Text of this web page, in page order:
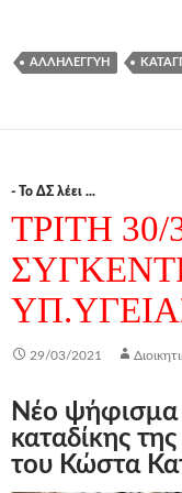
ΑΛΛΗΛΕΓΓΎΗ
- Το ΔΣ λέει ...
ΤΡΙΤΗ 30/
29/03/2021
Νέο ψήφισμα
καταδίκης
του Κώστα